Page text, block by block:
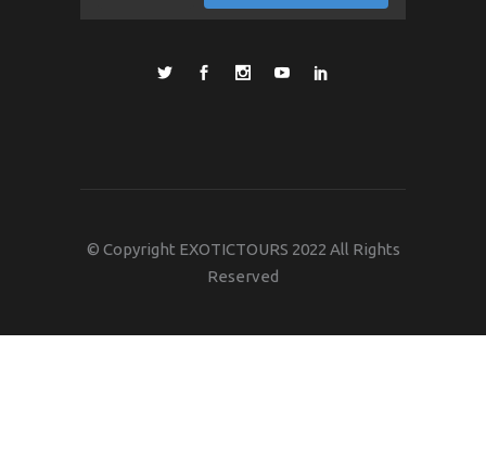
© Copyright EXOTICTOURS 2022 All Rights
Reserved